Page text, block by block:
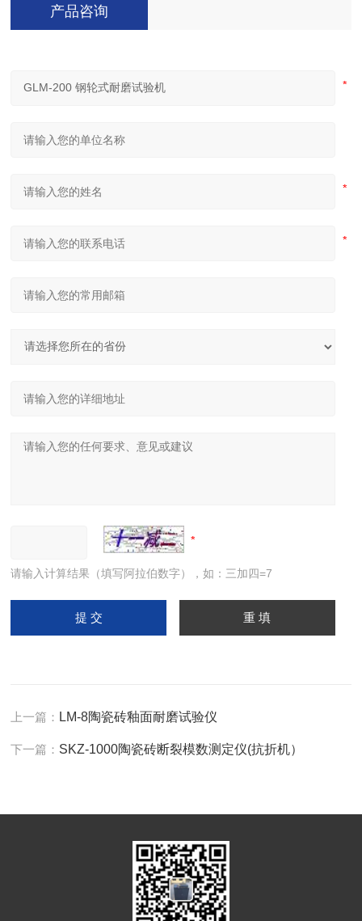
产品咨询
请输入计算结果（填写阿拉伯数字），如：三加四=7
上一篇： LM-8陶瓷砖釉面耐磨试验仪
下一篇： SKZ-1000陶瓷砖断裂模数测定仪(抗折机）